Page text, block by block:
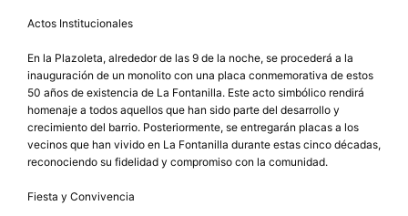
Actos Institucionales
En la Plazoleta, alrededor de las 9 de la noche, se procederá a la
inauguración de un monolito con una placa conmemorativa de estos
50 años de existencia de La Fontanilla. Este acto simbólico rendirá
homenaje a todos aquellos que han sido parte del desarrollo y
crecimiento del barrio. Posteriormente, se entregarán placas a los
vecinos que han vivido en La Fontanilla durante estas cinco décadas,
reconociendo su fidelidad y compromiso con la comunidad.
Fiesta y Convivencia